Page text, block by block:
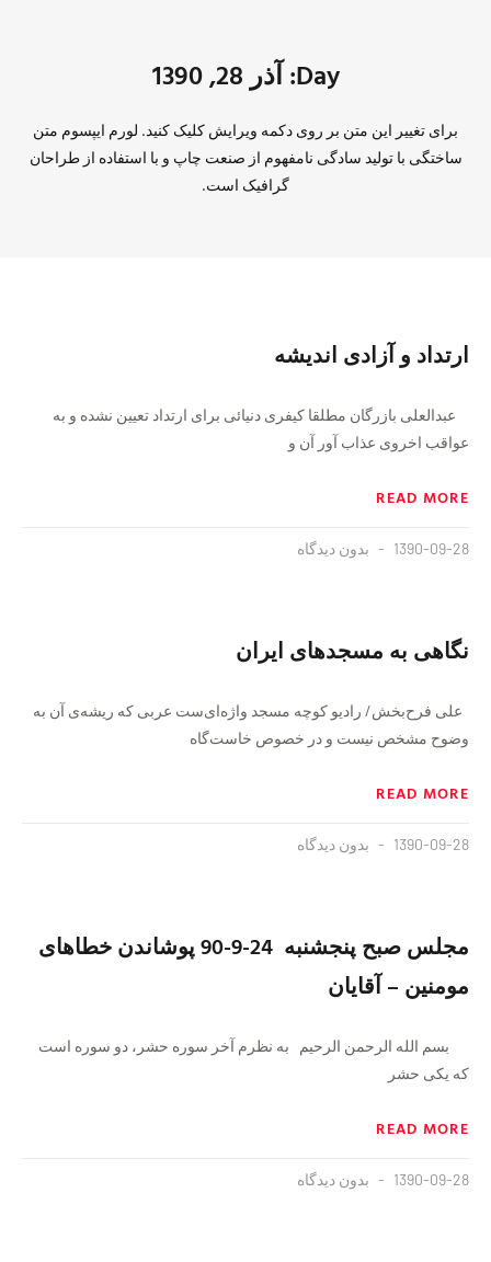
Day: آذر 28, 1390
برای تغییر این متن بر روی دکمه ویرایش کلیک کنید. لورم ایپسوم متن
ساختگی با تولید سادگی نامفهوم از صنعت چاپ و با استفاده از طراحان
گرافیک است.
ارتداد و آزادی اندیشه
عبدالعلی بازرگان مطلقا کیفری دنیائی برای ارتداد تعیین نشده و به
عواقب اخروی عذاب آور آن و
READ MORE
1390-09-28 بدون دیدگاه
نگاهی به مسجدهای ایران
علی فرح‌بخش/ رادیو کوچه مسجد واژه‌ای‌ست عربی که ریشه‌ی آن به
وضوح مشخص نیست و در خصوص خاست‌گاه
READ MORE
1390-09-28 بدون دیدگاه
مجلس صبح پنجشنبه 24-9-90 پوشاندن خطاهای
مومنین – آقایان
بسم الله الرحمن الرحیم به نظرم آخر سوره حشر، دو سوره است
که یکی حشر
READ MORE
1390-09-28 بدون دیدگاه